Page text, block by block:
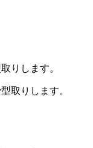
りします。
取りします。